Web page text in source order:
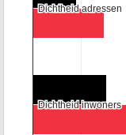
Dichtheid adressen
Dichtheid adressen
Dichtheid inwoners
Dichtheid inwoners